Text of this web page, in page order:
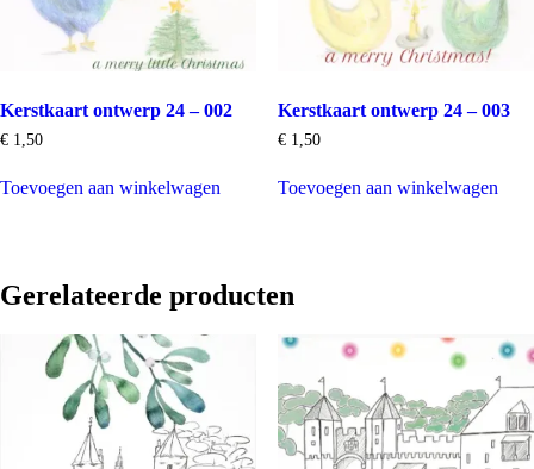
Kerstkaart ontwerp 24 – 002
€ 1,50
Toevoegen aan winkelwagen
Kerstkaart ontwerp 24 – 003
€1,50
Toevoegen aan winkelwagen
Gerelateerde producten